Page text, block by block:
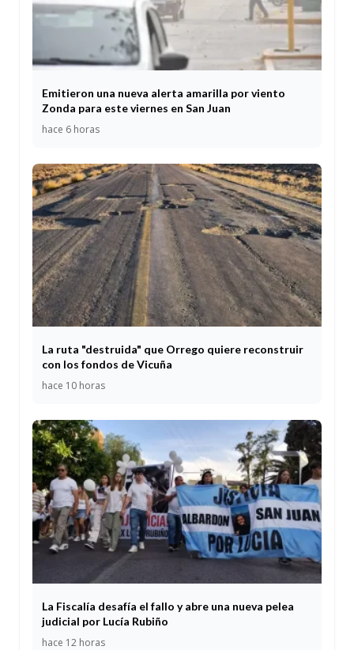
Emitieron una nueva alerta amarilla por viento
Zonda para este viernes en San Juan
hace 6 horas
La ruta "destruida" que Orrego quiere reconstruir
con los fondos de Vicuña
hace 10 horas
La Fiscalía desafía el fallo y abre una nueva pelea
judicial por Lucía Rubiño
hace 12 horas